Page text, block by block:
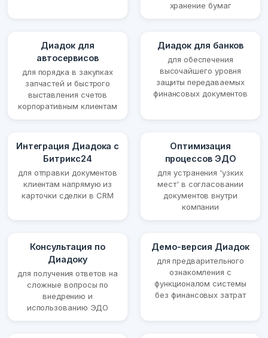
хранение бумаг
Диадок для
автосервисов
для порядка в закупках
запчастей и быстрого
выставления счетов
корпоративным клиентам
Диадок для банков
для обеспечения
высочайшего уровня
защиты передаваемых
финансовых документов
Интеграция Диадока с
Битрикс24
для отправки документов
клиентам напрямую из
карточки сделки в CRM
Оптимизация
процессов ЭДО
для устранения 'узких
мест' в согласовании
документов внутри
компании
Консультация по
Диадоку
для получения ответов на
сложные вопросы по
внедрению и
использованию ЭДО
Демо-версия Диадок
для предварительного
ознакомления с
функционалом системы
без финансовых затрат